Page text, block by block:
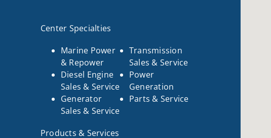
Center Specialties
Marine Power
& Repower
Diesel Engine
Sales & Service
Generator
Sales & Service
Transmission
Sales & Service
Power
Generation
Parts & Service
Products & Services